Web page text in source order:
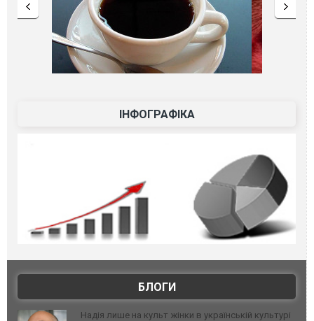
ІНФОГРАФІКА
БЛОГИ
Надія лише на культ жінки в українській культурі